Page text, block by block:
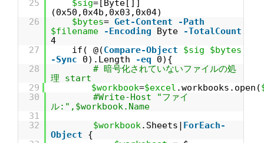
25
$sig=[Byte[]]
(0x50,0x4b,0x03,0x04)
26
$bytes= Get-Content
-Path
$filename
-Encoding Byte
-TotalCount
4
27
if( @(Compare-Object $sig
$bytes
-Sync
0).Length -eq
0){
28
# 暗号化されていないファイルの処
理 start
29
$workbook=$excel .workbooks.open(
30
#Write-Host "ファイ
ル:",$workbook.Name
31
32
$workbook.Sheets| ForEach-
Object
{